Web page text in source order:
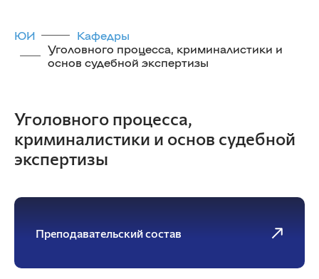
ЮИ
Кафедры
Уголовного процесса, криминалистики и
основ судебной экспертизы
Уголовного процесса,
криминалистики и основ судебной
экспертизы
Преподавательский состав